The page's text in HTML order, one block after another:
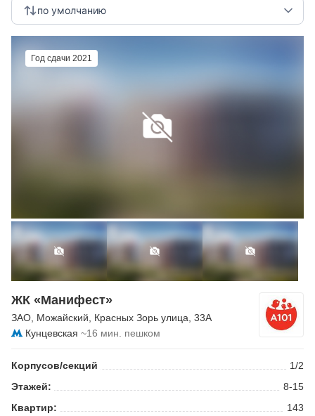
по умолчанию
Год сдачи 2021
ЖК «Манифест»
ЗАО Можайский Красных Зорь улица , 33А
Кунцевская ~16 мин. пешком
Корпусов/секций
1/2
Этажей:
8-15
Квартир:
143